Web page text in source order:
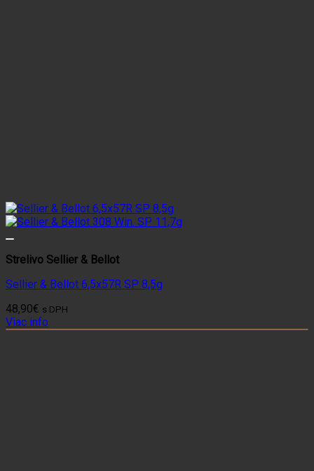
Strelivo Sellier & Bellot
Sellier & Bellot 6,5x57R SP 8,5g
48,90€ s DPH
Viac info